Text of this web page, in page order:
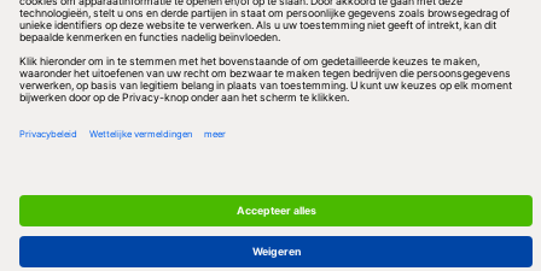
Redactionele partner